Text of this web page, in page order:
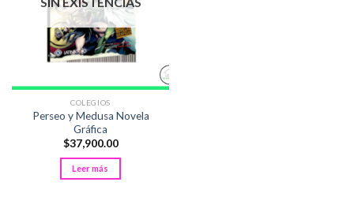
COLEGIOS
Perseo y Medusa Novela
Gráfica
$37,900.00
Leer más